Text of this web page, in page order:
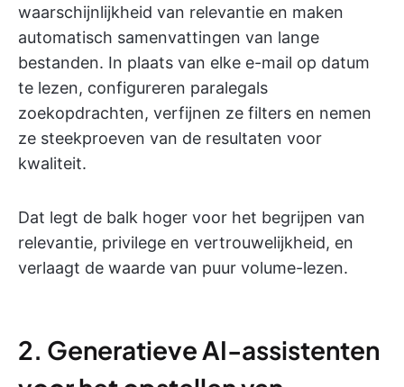
waarschijnlijkheid van relevantie en maken
automatisch samenvattingen van lange
bestanden. In plaats van elke e-mail op datum
te lezen, configureren paralegals
zoekopdrachten, verfijnen ze filters en nemen
ze steekproeven van de resultaten voor
kwaliteit.
Dat legt de balk hoger voor het begrijpen van
relevantie, privilege en vertrouwelijkheid, en
verlaagt de waarde van puur volume-lezen.
2. Generatieve AI-assistenten